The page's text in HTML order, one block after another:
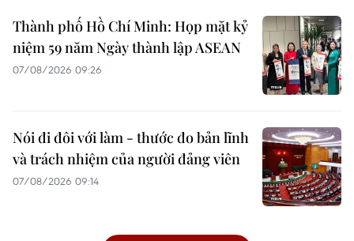
Thành phố Hồ Chí Minh: Họp mặt kỷ
niệm 59 năm Ngày thành lập ASEAN
07/08/2026 09:26
Nói đi đôi với làm - thước đo bản lĩnh
và trách nhiệm của người đảng viên
07/08/2026 09:14